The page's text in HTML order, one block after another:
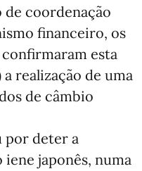
de coordenação
financeiro, os
confirmaram esta
realização de uma
de câmbio
por deter a
japonês, numa